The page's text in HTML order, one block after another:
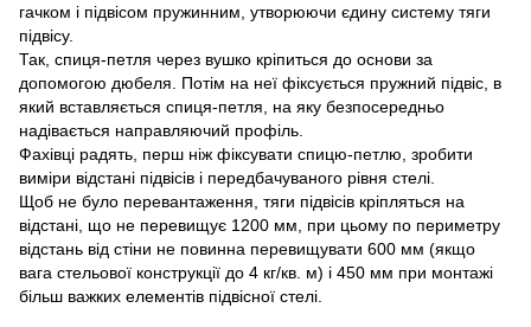
гачком і підвісом пружинним, утворюючи єдину систему тяги
підвісу.
Так, спиця-петля через вушко кріпиться до основи за
допомогою дюбеля. Потім на неї фіксується пружний підвіс, в
який вставляється спиця-петля, на яку безпосередньо
надівається направляючий профіль.
Фахівці радять, перш ніж фіксувати спицю-петлю, зробити
виміри відстані підвісів і передбачуваного рівня стелі.
Щоб не було перевантаження, тяги підвісів кріпляться на
відстані, що не перевищує 1200 мм, при цьому по периметру
відстань від стіни не повинна перевищувати 600 мм (якщо
вага стельової конструкції до 4 кг/кв. м) і 450 мм при монтажі
більш важких елементів підвісної стелі.